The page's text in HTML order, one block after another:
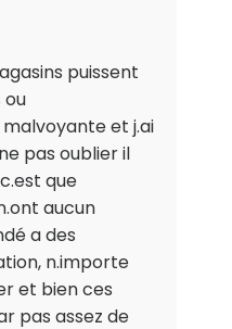
puissent
ou
et j.ai
pas oublier il
que
aucun
a des
n.importe
et bien ces
pas assez de